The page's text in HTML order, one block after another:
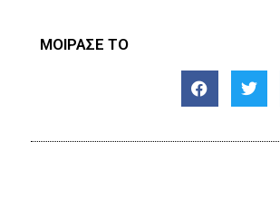
ΜΟΙΡΑΣΕ ΤΟ